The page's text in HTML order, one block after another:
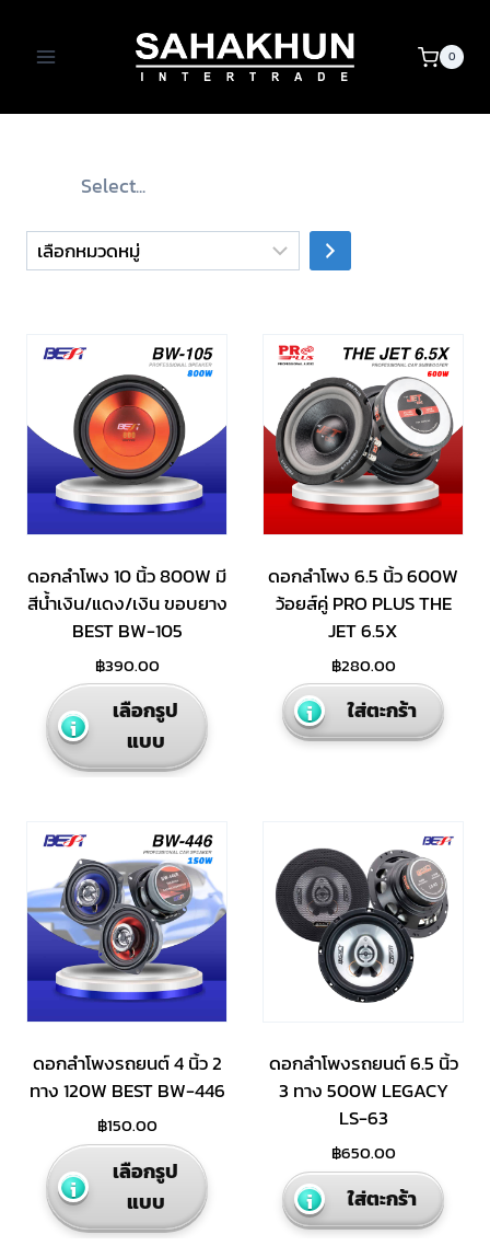
content
0
เลือก
หมวด
ดอกลำโพง 10 นิ้ว 800W มี
สีน้ำเงิน/แดง/เงิน ขอบยาง
BEST BW-105
฿390.00
เลือกรูป
แบบ
product
The
options
may
be
the
product
page
ดอกลำโพง 6.5 นิ้ว 600W
ว้อยส์คู่ PRO PLUS THE
JET 6.5X
฿280.00
ใส่ตะกร้า
ดอกลำโพงรถยนต์ 4 นิ้ว 2
ทาง 120W BEST BW-446
฿150.00
เลือกรูป
แบบ
product
ดอกลำโพงรถยนต์ 6.5 นิ้ว
3 ทาง 500W LEGACY
LS-63
฿650.00
ใส่ตะกร้า